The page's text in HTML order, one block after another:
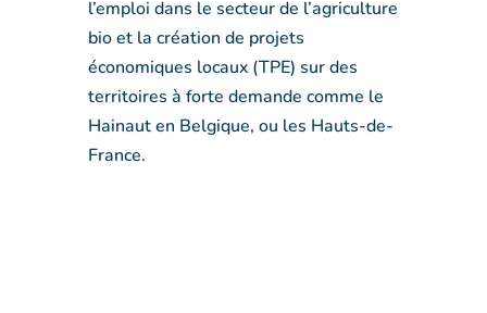
l’emploi dans le secteur de l’agriculture
bio et la création de projets
économiques locaux (TPE) sur des
territoires à forte demande comme le
Hainaut en Belgique, ou les Hauts-de-
France.